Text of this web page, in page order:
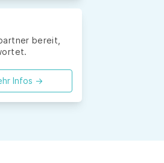
bereit,
Infos ->